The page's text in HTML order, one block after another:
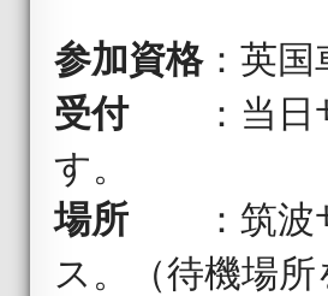
参加資格： 英国
受付
： 当
す。
場所
： 筑波
ス。（待機場